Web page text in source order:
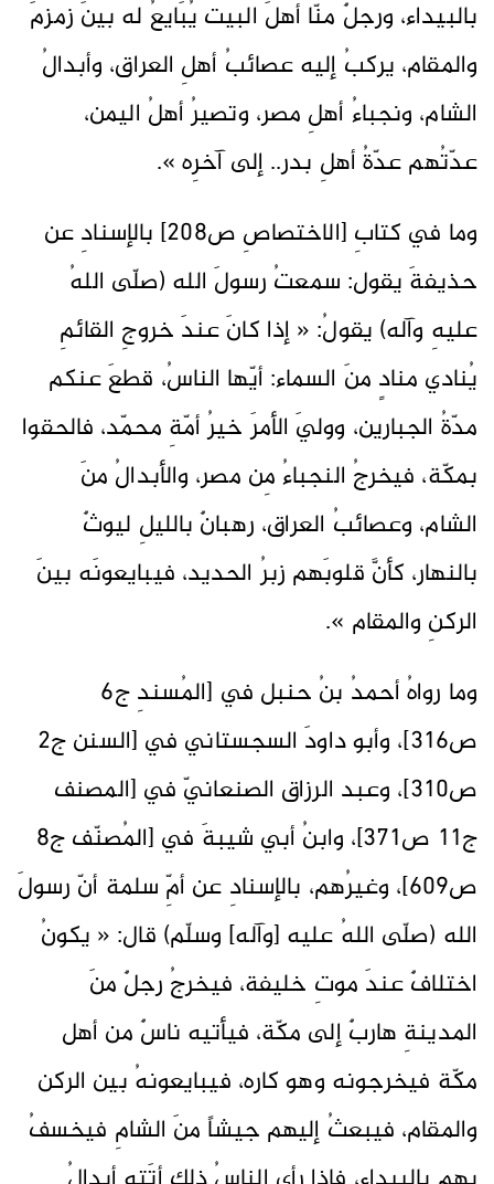
بالبيداء، ورجلٌ منّا أهلَ البيت يُبَايعُ له بينَ زمزمَ
والمقام، يركبُ إليه عصائبُ أهلِ العراق، وأبدالُ
الشام، ونجباءُ أهلِ مصر، وتصيرُ أهلُ اليمن،
عدّتُهم عدّةُ أهلِ بدر.. إلى آخرِه ».
وما في كتابِ [الاختصاصِ ص208] بالإسنادِ عن
حذيفةَ يقول: سمعتُ رسولَ الله (صلّى اللهُ
عليهِ وآله) يقولُ: « إذا كانَ عندَ خروجِ القائمِ
يُنادي منادٍ منَ السماء: أيّها الناسُ، قطعَ عنكم
مدّةُ الجبارين، ووليَ الأمرَ خيرُ أمّةِ محمّد، فالحقوا
بمكّة، فيخرجُ النجباءُ مِن مصر، والأبدالُ منَ
الشام، وعصائبُ العراق، رهبانٌ بالليلِ ليوثٌ
بالنهار، كأنَّ قلوبَهم زبرُ الحديد، فيبايعونَه بينَ
الركنِ والمقام ».
وما رواهُ أحمدُ بنُ حنبل في [المُسندِ ج6
ص316]، وأبو داودَ السجستاني في [السنن ج2
ص310]، وعبد الرزاق الصنعانيّ في [المصنف
ج11 ص371]، وابنُ أبي شيبةَ في [المُصنّف ج8
ص609]، وغيرُهم، بالإسنادِ عن أمِّ سلمة أنّ رسولَ
الله (صلّى اللهُ عليه [وآله] وسلّم) قال: « يكونُ
اختلافٌ عندَ موتِ خليفة، فيخرجُ رجلٌ منَ
المدينةِ هاربٌ إلى مكّة، فيأتيه ناسٌ من أهل
مكّة فيخرجونه وهو كاره، فيبايعونهُ بين الركن
والمقام، فيبعثُ إليهم جيشاً منَ الشامِ فيخسفُ